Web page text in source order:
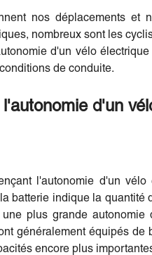
nos déplacements
nombreux sont les
d'un vélo
de conduite.
d'un
l'autonomie d'un
batterie indique la
plus grande
généralement équipés
encore plus